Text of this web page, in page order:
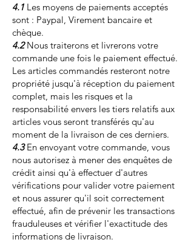
4.1 Les moyens de paiements acceptés
sont : Paypal, Virement bancaire et
chèque.
4.2Nous traiterons et livrerons votre
commande une fois le paiement effectué.
Les articles commandés resteront notre
propriété jusqu'à réception du paiement
complet, mais les risques et la
responsabilité envers les tiers relatifs aux
articles vous seront transférés qu'au
moment de la livraison de ces derniers.
4.3En envoyant votre commande, vous
nous autorisez à mener des enquêtes de
crédit ainsi qu'à effectuer d'autres
vérifications pour valider votre paiement
et nous assurer qu'il soit correctement
effectué, afin de prévenir les transactions
frauduleuses et vérifier l'exactitude des
informations de livraison.